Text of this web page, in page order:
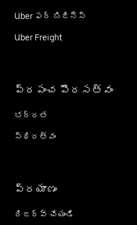
Uber ఫర్ బిజినెస్
Uber Freight
ప్రపంచ పౌరసత్వం
భద్రత
స్థిరత్వం
ప్రయాణం
రిజర్వ్ చేయండి